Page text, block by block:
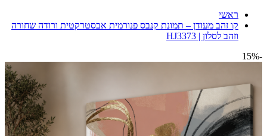
ראשי
קו זהב מעודן – תמונת קנבס פנורמית אבסטרקטית ורודה שחורה
וזהב לסלון | HJ3373
-15%